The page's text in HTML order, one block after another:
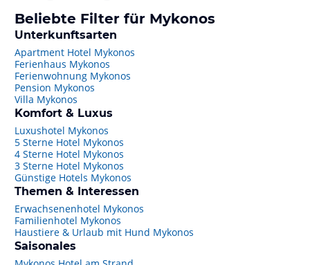
Beliebte Filter für Mykonos
Unterkunftsarten
Apartment Hotel Mykonos
Ferienhaus Mykonos
Ferienwohnung Mykonos
Pension Mykonos
Villa Mykonos
Komfort & Luxus
Luxushotel Mykonos
5 Sterne Hotel Mykonos
4 Sterne Hotel Mykonos
3 Sterne Hotel Mykonos
Günstige Hotels Mykonos
Themen & Interessen
Erwachsenenhotel Mykonos
Familienhotel Mykonos
Haustiere & Urlaub mit Hund Mykonos
Saisonales